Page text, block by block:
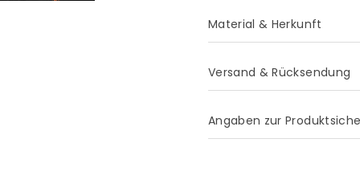
Material & Herkunft
Versand & Rücksendung
Angaben zur